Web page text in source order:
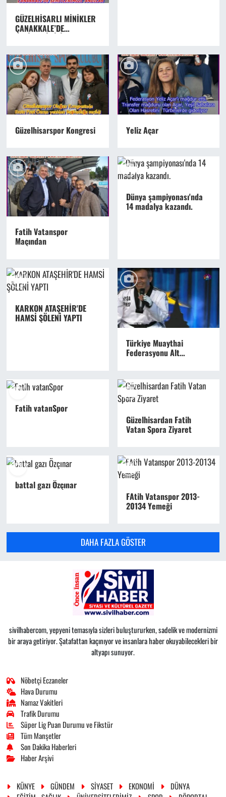
GÜZELHİSARLI MİNİKLER
ÇANAKKALE’DE
Güzelhisarspor Kongresi Yeliz Açar
Fatih Vatanspor
Maçından
Dünya şampiyonası'nda
14 madalya kazandı.
KARKON ATAŞEHİR'DE
HAMSİ ŞÖLENİ YAPTI
Türkiye Muaythai
Federasyonu Alt
Fatih vatanSpor
Güzelhisardan Fatih
Vatan Spora Ziyaret
battal gazı Özçınar
FAtih Vatanspor 2013-
20134 Yemeği
DAHA FAZLA GÖSTER
sivilhabercom, yepyeni temasıyla sizleri buluştururken, sadelik ve modernizmi
bir araya getiriyor. Şatafattan kaçınıyor ve insanlara haber okuyabilecekleri bir
altyapı sunuyor.
Nöbetçi Eczaneler
Hava Durumu
Namaz Vakitleri
Trafik Durumu
Süper Lig Puan Durumu ve Fikstür
Tüm Manşetler
Son Dakika Haberleri
Haber Arşivi
KÜNYE GÜNDEM SİYASET EKONOMİ
DÜNYA